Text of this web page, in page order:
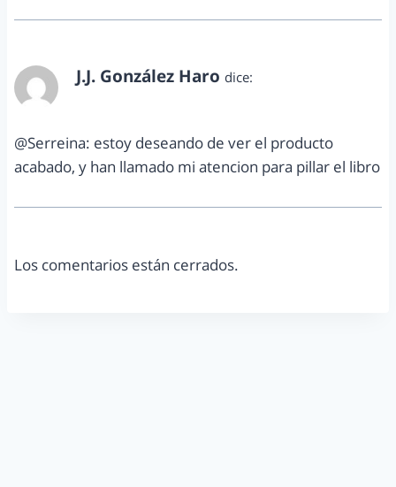
J.J. González Haro dice:
@Serreina: estoy deseando de ver el producto
acabado, y han llamado mi atencion para pillar el libro
Los comentarios están cerrados.